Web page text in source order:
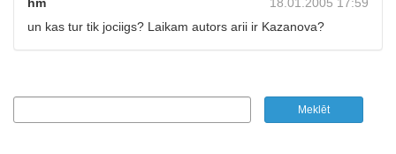
un kas tur tik jociigs? Laikam autors arii ir Kazanova?